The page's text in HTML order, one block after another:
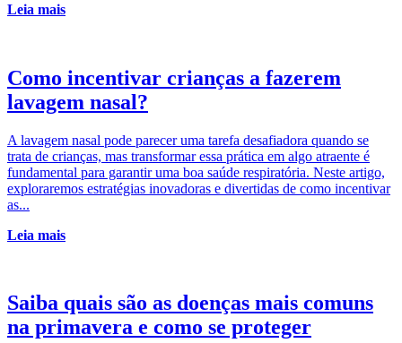
Leia mais
Como incentivar crianças a fazerem
lavagem nasal?
A lavagem nasal pode parecer uma tarefa desafiadora quando se
trata de crianças, mas transformar essa prática em algo atraente é
fundamental para garantir uma boa saúde respiratória. Neste artigo,
exploraremos estratégias inovadoras e divertidas de como incentivar
as...
Leia mais
Saiba quais são as doenças mais comuns
na primavera e como se proteger